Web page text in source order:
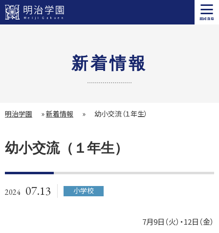
menu
新着情報
明治学園 »新着情報 » 幼小交流（１年生）
幼小交流（１年生）
2024 07.13 小学校
7月9日（火）・12日（金）